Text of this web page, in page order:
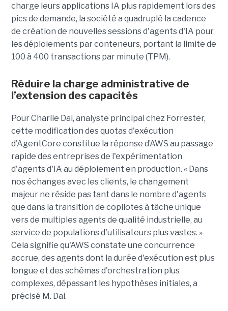
charge leurs applications IA plus rapidement lors des
pics de demande, la société a quadruplé la cadence
de création de nouvelles sessions d'agents d'IA pour
les déploiements par conteneurs, portant la limite de
100 à 400 transactions par minute (TPM).
Réduire la charge administrative de
l’extension des capacités
Pour Charlie Dai, analyste principal chez Forrester,
cette modification des quotas d'exécution
d'AgentCore constitue la réponse d’AWS au passage
rapide des entreprises de l'expérimentation
d'agents d'IA au déploiement en production. « Dans
nos échanges avec les clients, le changement
majeur ne réside pas tant dans le nombre d'agents
que dans la transition de copilotes à tâche unique
vers de multiples agents de qualité industrielle, au
service de populations d'utilisateurs plus vastes. »
Cela signifie qu'AWS constate une concurrence
accrue, des agents dont la durée d'exécution est plus
longue et des schémas d'orchestration plus
complexes, dépassant les hypothèses initiales, a
précisé M. Dai.